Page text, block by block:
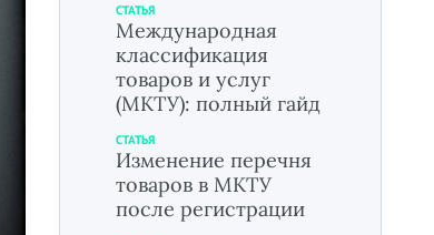
СТАТЬЯ
Международная
классификация
товаров и услуг
(МКТУ): полный гайд
СТАТЬЯ
Изменение перечня
товаров в МКТУ
после регистрации